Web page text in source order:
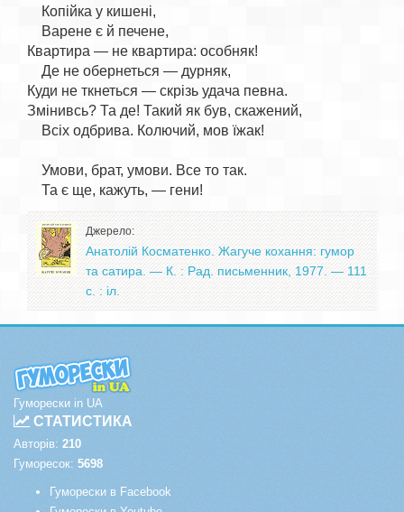
    Копійка у кишені,
    Варене є й печене,
Квартира — не квартира: особняк!
    Де не обернеться — дурняк,
Куди не ткнеться — скрізь удача певна.
Змінивсь? Та де! Такий як був, скажений,
    Всіх одбрива. Колючий, мов їжак!
    Умови, брат, умови. Все то так.
Джерело:
Анатолій Косматенко. Жагуче кохання: гумор
та сатира. — К. : Рад. письменник, 1977. — 111
с. : іл.
Гуморески in UA
СТАТИСТИКА
Авторів: 210
Гуморесок: 5698
Гуморески в Facebook